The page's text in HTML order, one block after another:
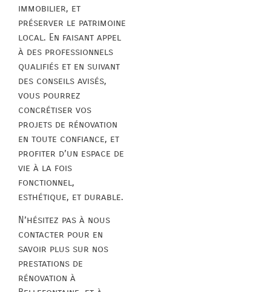
immobilier, et
préserver le patrimoine
local. En faisant appel
à des professionnels
qualifiés et en suivant
des conseils avisés,
vous pourrez
concrétiser vos
projets de rénovation
en toute confiance, et
profiter d’un espace de
vie à la fois
fonctionnel,
esthétique, et durable.
N’hésitez pas à nous
contacter pour en
savoir plus sur nos
prestations de
rénovation à